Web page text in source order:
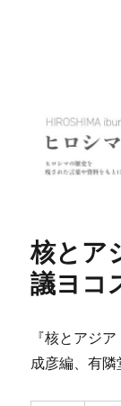
核とア
議ヨコ
『核とアジ
成彦編、有隣